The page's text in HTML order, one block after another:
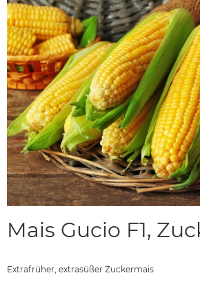
Mais Gucio F1,
Extrafrüher, extrasüßer Zuckermais